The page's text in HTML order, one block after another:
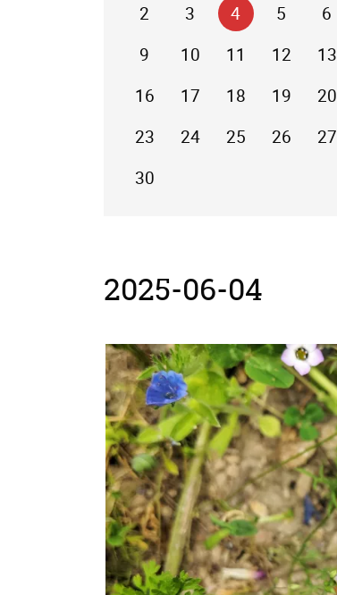
2
3 4 5 6
9
10 11 12 13
16
17 18 19 20
23
24 25 26 27
30
2025-06-04